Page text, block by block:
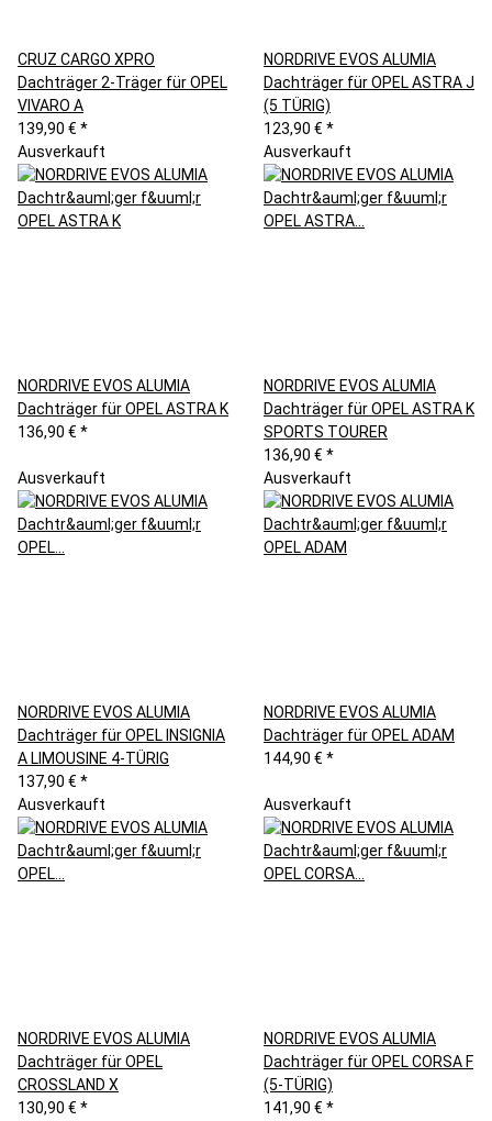
CRUZ CARGO XPRO
Dachträger 2-Träger für OPEL
VIVARO A
139,90 € *
NORDRIVE EVOS ALUMIA
Dachträger für OPEL ASTRA J
(5 TÜRIG)
123,90 € *
Ausverkauft
NORDRIVE EVOS ALUMIA
Dachträger für OPEL ASTRA K
136,90 € *
Ausverkauft
NORDRIVE EVOS ALUMIA
Dachträger für OPEL ASTRA K
SPORTS TOURER
136,90 € *
Ausverkauft
NORDRIVE EVOS ALUMIA
Dachträger für OPEL INSIGNIA
A LIMOUSINE 4-TÜRIG
137,90 € *
Ausverkauft
NORDRIVE EVOS ALUMIA
Dachträger für OPEL ADAM
144,90 € *
Ausverkauft
NORDRIVE EVOS ALUMIA
Dachträger für OPEL
CROSSLAND X
130,90 € *
Ausverkauft
NORDRIVE EVOS ALUMIA
Dachträger für OPEL CORSA F
(5-TÜRIG)
141,90 € *